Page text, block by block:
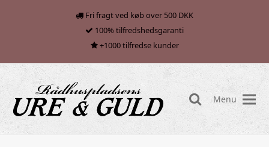
Fri fragt ved køb over 500 DKK
100% tilfredshedsgaranti
+1000 tilfredse kunder
search
Menu